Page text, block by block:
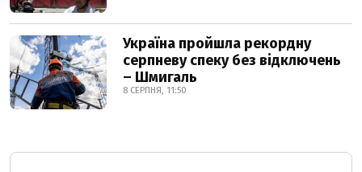
Україна пройшла рекордну
серпневу спеку без відключень
– Шмигаль
8 СЕРПНЯ, 11:50